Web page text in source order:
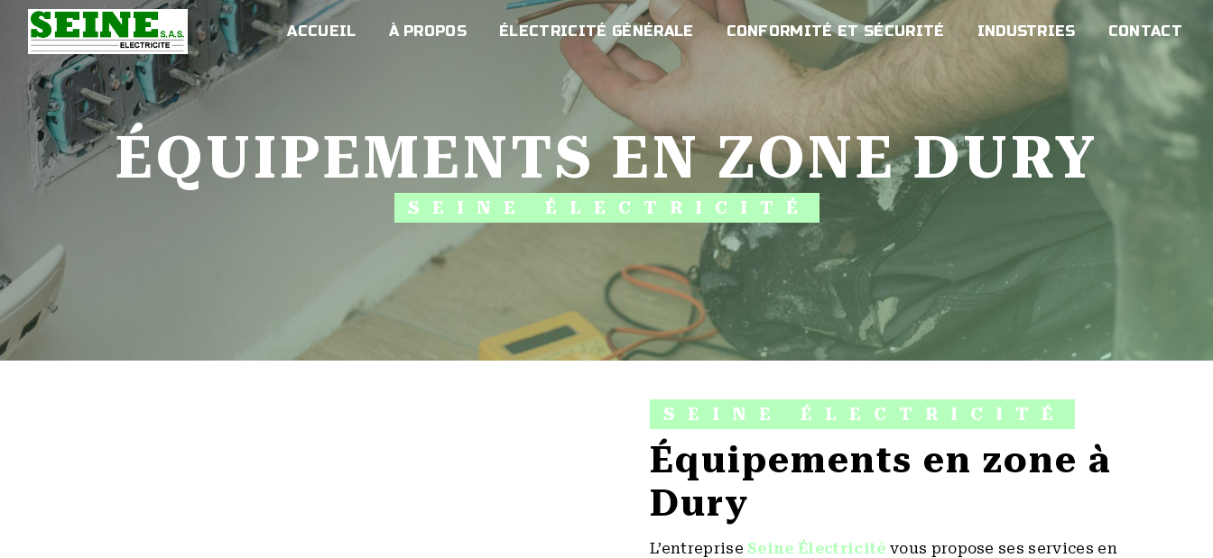
ACCUEIL À PROPOS ÉLECTRICITÉ GÉNÉRALE CONFORMITÉ ET SÉCURITÉ INDUSTRIES CONTACT
ÉQUIPEMENTS EN ZONE DURY
SEINE ÉLECTRICITÉ
SEINE ÉLECTRICITÉ
équipements en zone à
Dury
L’entrepriseSeine Électricité vous propose ses services en
Panneau de gestion des cookies